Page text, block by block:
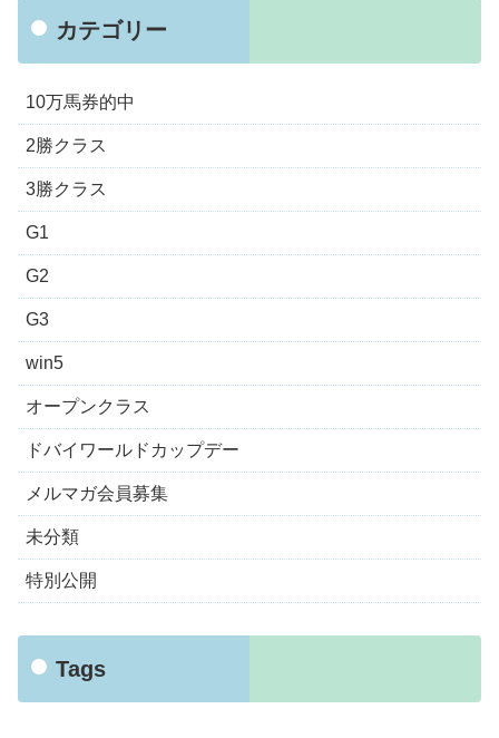
カテゴリー
10万馬券的中
2勝クラス
3勝クラス
G1
G2
G3
win5
オープンクラス
ドバイワールドカップデー
メルマガ会員募集
未分類
特別公開
Tags